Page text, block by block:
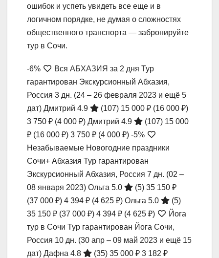
ошибок и успеть увидеть все еще и в
логичном порядке, не думая о сложностях
общественного транспорта — забронируйте
тур в Сочи.
-6%
Вся АБХАЗИЯ за 2 дня Тур
гарантирован Экскурсионный Абхазия,
Россия 3 дн. (24 – 26 февраля 2023 и ещё 5
дат) Дмитрий 4.9 (107) 15 000 ₽ (16 000 ₽)
3 750 ₽ (4 000 ₽) Дмитрий 4.9 (107) 15 000
₽ (16 000 ₽) 3 750 ₽ (4 000 ₽) -5%
Незабываемые Новогодние праздники
Сочи+ Абхазия Тур гарантирован
Экскурсионный Абхазия, Россия 7 дн. (02 –
08 января 2023) Ольга 5.0 (5) 35 150 ₽
(37 000 ₽) 4 394 ₽ (4 625 ₽) Ольга 5.0
(5)
35 150 ₽ (37 000 ₽) 4 394 ₽ (4 625 ₽)
Йога
тур в Сочи Тур гарантирован Йога Сочи,
Россия 10 дн. (30 апр – 09 май 2023 и ещё 15
дат) Дафна 4.8 (35) 35 000 ₽ 3 182 ₽